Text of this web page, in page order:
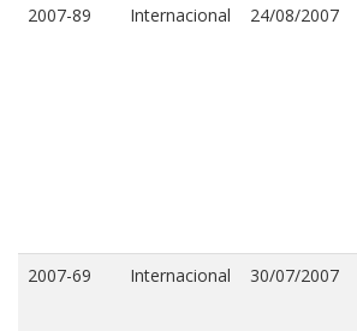
2007-89 Internacional 24/08/2007
2007-69 Internacional 30/07/2007